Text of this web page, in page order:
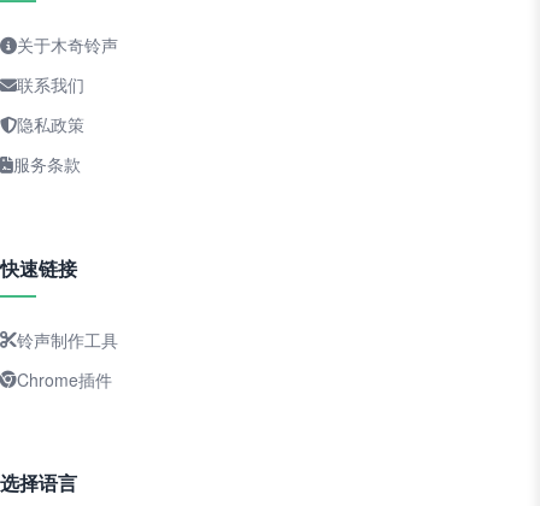
关于木奇铃声
联系我们
隐私政策
服务条款
快速链接
铃声制作工具
Chrome插件
选择语言